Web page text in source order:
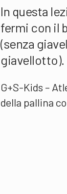
In questa
fermi con il
(senza
giavellotto).
G+S-Kids –
della pallina